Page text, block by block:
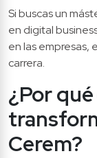
Si buscas un
en digital
en las empresas,
carrera.
¿Por
Cerem?